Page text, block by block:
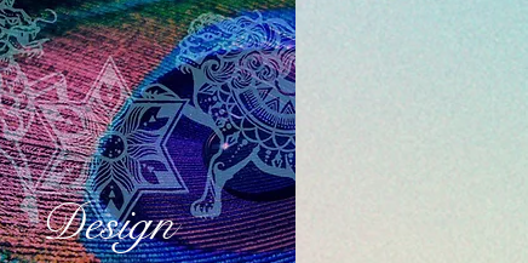
Design